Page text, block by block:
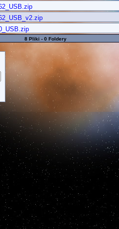
8 Pliki - 0 Foldery